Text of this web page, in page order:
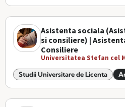
Asistenta sociala
si consiliere) |
Consiliere
Universitatea Stefan cel
Studii Universitare de Licenta